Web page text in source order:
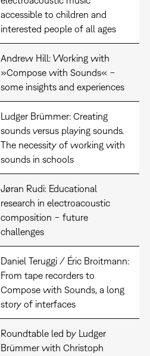
accessible to children and
interested people of all ages
Andrew Hill: Working with
»Compose with Sounds« −
some insights and experiences
Ludger Brümmer: Creating
sounds versus playing sounds.
The necessity of working with
sounds in schools
Jøran Rudi: Educational
research in electroacoustic
composition − future
challenges
Daniel Teruggi / Éric Broitmann:
From tape recorders to
Compose with Sounds, a long
story of interfaces
Roundtable led by Ludger
Brümmer with Christoph